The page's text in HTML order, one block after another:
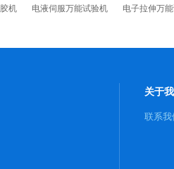
机 电液伺服万能试验机
电子拉伸万
关于
联系我